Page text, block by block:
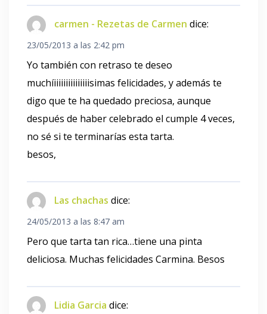
carmen - Rezetas de Carmen dice:
23/05/2013 a las 2:42 pm
Yo también con retraso te deseo
muchíiiiiiiiiiiiiiiisimas felicidades, y además te
digo que te ha quedado preciosa, aunque
después de haber celebrado el cumple 4 veces,
no sé si te terminarías esta tarta.
besos,
Las chachas dice:
24/05/2013 a las 8:47 am
Pero que tarta tan rica…tiene una pinta
deliciosa. Muchas felicidades Carmina. Besos
Lidia Garcia dice: